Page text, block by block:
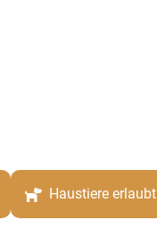
Haustiere erlaubt